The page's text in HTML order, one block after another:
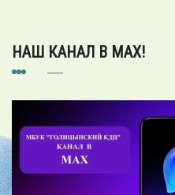
НАШ КАНАЛ В MAX!